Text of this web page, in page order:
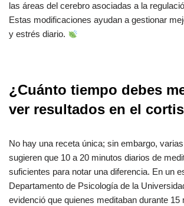
las áreas del cerebro asociadas a la
Estas modificaciones ayudan a gestionar
y estrés diario.
¿Cuánto tiempo debes
ver resultados en el
No hay una receta única; sin embargo,
sugieren que 10 a 20 minutos diarios de
suficientes para notar una diferencia. En un
Departamento de Psicología de la
evidenció que quienes meditaban durante 15